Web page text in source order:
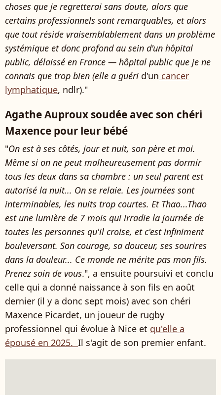
choses que je regretterai sans doute, alors que
certains professionnels sont remarquables, et alors
que tout réside vraisemblablement dans un problème
systémique et donc profond au sein d'un hôpital
public, délaissé en France — hôpital public que je ne
connais que trop bien (elle a guéri d'un cancer
lymphatique, ndlr)."
Agathe Auproux soudée avec son chéri
Maxence pour leur bébé
"On est à ses côtés, jour et nuit, son père et moi.
Même si on ne peut malheureusement pas dormir
tous les deux dans sa chambre : un seul parent est
autorisé la nuit... On se relaie. Les journées sont
interminables, les nuits trop courtes. Et Thao...Thao
est une lumière de 7 mois qui irradie la journée de
toutes les personnes qu'il croise, et c'est infiniment
bouleversant. Son courage, sa douceur, ses sourires
dans la douleur... Ce monde ne mérite pas mon fils.
Prenez soin de vous.", a ensuite poursuivi et conclu
celle qui a donné naissance à son fils en août
dernier (il y a donc sept mois) avec son chéri
Maxence Picardet, un joueur de rugby
professionnel qui évolue à Nice et qu'elle a
épousé en 2025. Il s'agit de son premier enfant.